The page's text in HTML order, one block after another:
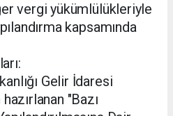
vergi yükümlülükleriyle
kapsamında
Gelir İdaresi
"Bazı